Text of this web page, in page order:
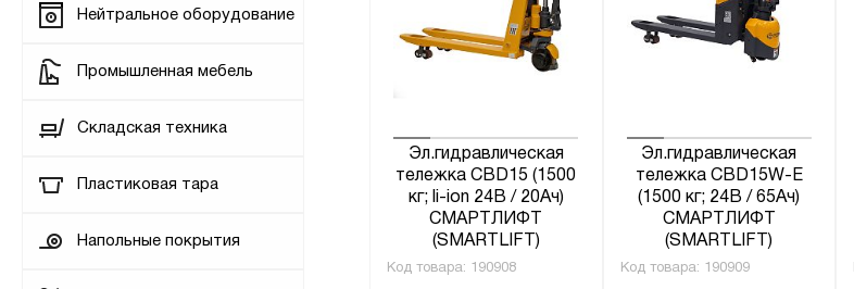
Нейтральное оборудование
Промышленная мебель
Складская техника
Пластиковая тара
Напольные покрытия
Эл.гидравлическая
тележка CBD15 (1500
кг; li-ion 24В / 20Ач)
СМАРТЛИФТ
(SMARTLIFT)
Код товара: 190908
Эл.гидравлическая
тележка CBD15W-E
(1500 кг; 24В / 65Ач)
СМАРТЛИФТ
(SMARTLIFT)
Код товара: 190909